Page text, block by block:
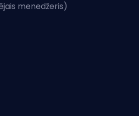
menedžeris)